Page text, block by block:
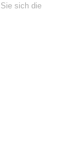
sich die